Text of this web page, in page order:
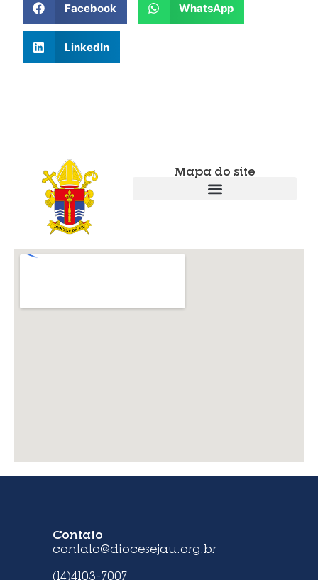
Facebook WhatsApp
LinkedIn
Mapa do site
Contato
contato@diocesejau.org.br
(14)4103-7007